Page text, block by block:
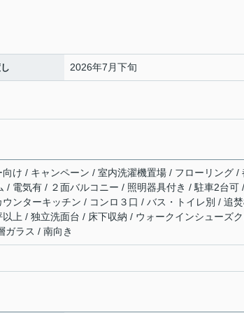
2026年7月下旬
け / キャンペーン / 室内洗濯機置場 / フローリング /
電気有 / ２面バルコニー / 照明器具付き / 駐車2台可
ンターキッチン / コンロ３口 / バス・トイレ別 / 追
上 / 独立洗面台 / 床下収納 / ウォークインシューズク
ガラス / 南向き